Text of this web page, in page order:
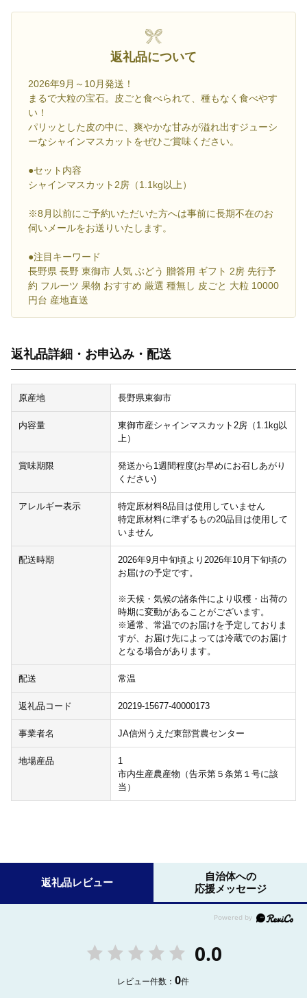
返礼品について
2026年9月～10月発送！
まるで大粒の宝石。皮ごと食べられて、種もなく食べやす
い！
パリッとした皮の中に、爽やかな甘みが溢れ出すジューシ
ーなシャインマスカットをぜひご賞味ください。
●セット内容
シャインマスカット2房（1.1kg以上）
※8月以前にご予約いただいた方へは事前に長期不在のお
伺いメールをお送りいたします。
●注目キーワード
長野県 長野 東御市 人気 ぶどう 贈答用 ギフト 2房 先行予
約 フルーツ 果物 おすすめ 厳選 種無し 皮ごと 大粒 10000
円台 産地直送
返礼品詳細・お申込み・配送
原産地 長野県東御市
内容量
東御市産シャインマスカット2房（1.1kg以
上）
賞味期限
発送から1週間程度(お早めにお召しあがり
ください)
アレルギー表示
特定原材料8品目は使用していません
特定原材料に準ずるもの20品目は使用して
いません
配送時期
2026年9月中旬頃より2026年10月下旬頃の
お届けの予定です。
※天候・気候の諸条件により収穫・出荷の
時期に変動があることがございます。
※通常、常温でのお届けを予定しておりま
すが、お届け先によっては冷蔵でのお届け
となる場合があります。
配送 常温
返礼品コード 20219-15677-40000173
事業者名 JA信州うえだ東部営農センター
地場産品
1
市内生産農産物（告示第５条第１号に該
当）
返礼品レビュー
自治体への
応援メッセージ
0.0
レビュー件数：0件